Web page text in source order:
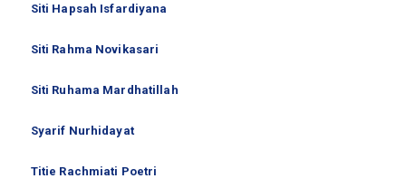
Siti Hapsah Isfardiyana
Siti Rahma Novikasari
Siti Ruhama Mardhatillah
Syarif Nurhidayat
Titie Rachmiati Poetri